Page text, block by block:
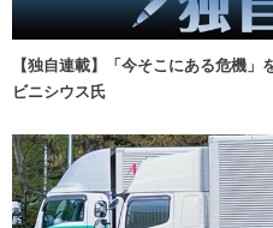
【独自連載】「今そこにある危機
ビニシウス氏